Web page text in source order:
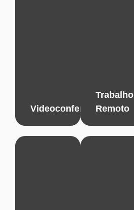
Videoconferências
Trabalho
Remoto